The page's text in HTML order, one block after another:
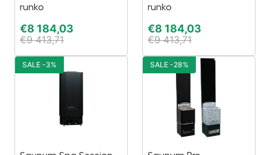
runko
€8 184,03
€9 413,71
runko
€8 184,03
€9 413,71
SALE -3% SALE -28%